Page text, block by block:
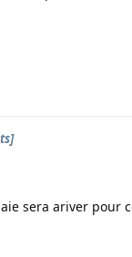
sera ariver pour